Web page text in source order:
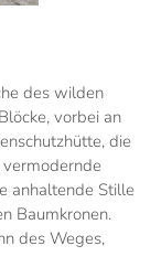
des wilden
vorbei an
die
anhaltende Stille
Baumkronen.
des Weges,